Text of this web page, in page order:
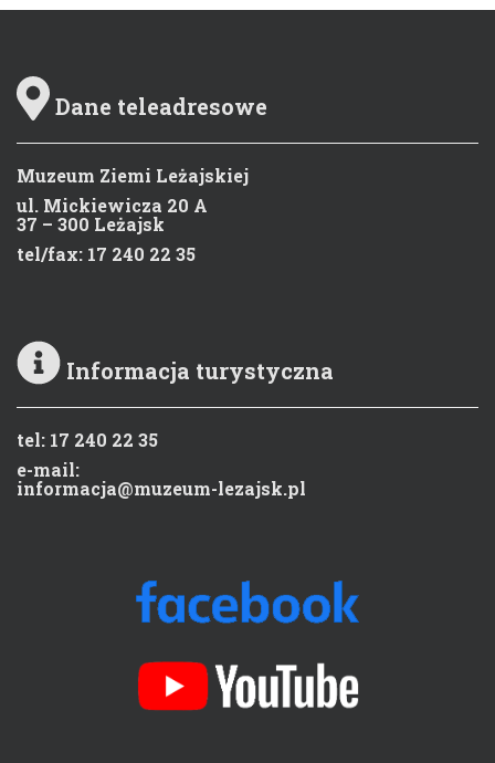
Dane teleadresowe
Muzeum Ziemi Leżajskiej
ul. Mickiewicza 20 A
37 – 300 Leżajsk
tel/fax: 17 240 22 35
Informacja turystyczna
tel: 17 240 22 35
e-mail:
informacja@muzeum-lezajsk.pl